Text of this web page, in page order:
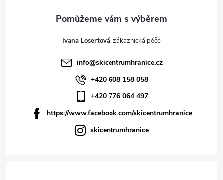
Ivana Losertová
info@skicentrumhranice.cz
+420 608 158 058
+420 776 064 497
https://www.facebook.com/skicentrumhranice
skicentrumhranice